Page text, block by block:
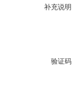
补充说明
验证码